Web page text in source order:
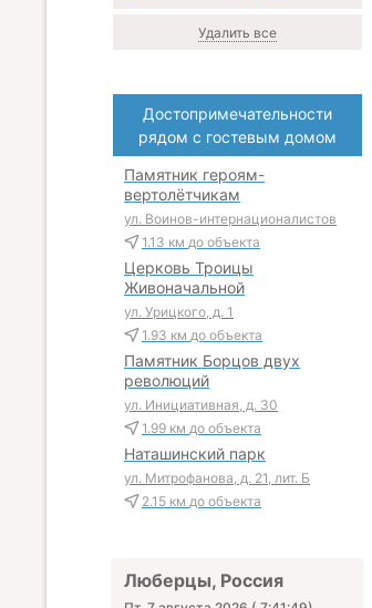
Удалить все
Достопримечательности
рядом с гостевым домом
Памятник героям-
вертолётчикам
ул. Воинов-интернационалистов
1.13 км до объекта
Церковь Троицы
Живоначальной
ул. Урицкого, д. 1
1.93 км до объекта
Памятник Борцов двух
революций
ул. Инициативная, д. 30
1.99 км до объекта
Наташинский парк
ул. Митрофанова, д. 21, лит. Б
2.15 км до объекта
Люберцы, Россия